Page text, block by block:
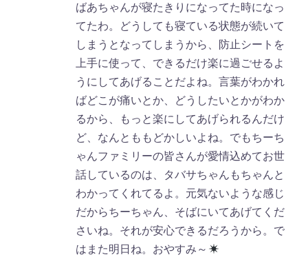
ばあちゃんが寝たきりになってた時になっ
てたわ。どうしても寝ている状態が続いて
しまうとなってしまうから、防止シートを
上手に使って、できるだけ楽に過ごせるよ
うにしてあげることだよね。言葉がわかれ
ばどこが痛いとか、どうしたいとかがわか
るから、もっと楽にしてあげられるんだけ
ど、なんとももどかしいよね。でもちーち
ゃんファミリーの皆さんが愛情込めてお世
話しているのは、タバサちゃんもちゃんと
わかってくれてるよ。元気ないような感じ
だからちーちゃん、そばにいてあげてくだ
さいね。それが安心できるだろうから。で
はまた明日ね。おやすみ～